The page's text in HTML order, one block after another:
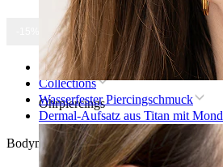
Ohrpiercings
-15% AUF ALLEN SCHMUCK
Startseite
Collections
Wasserfester Piercingschmuck
Dermal-Aufsatz aus Titan mit Mond
Bodymod Premium